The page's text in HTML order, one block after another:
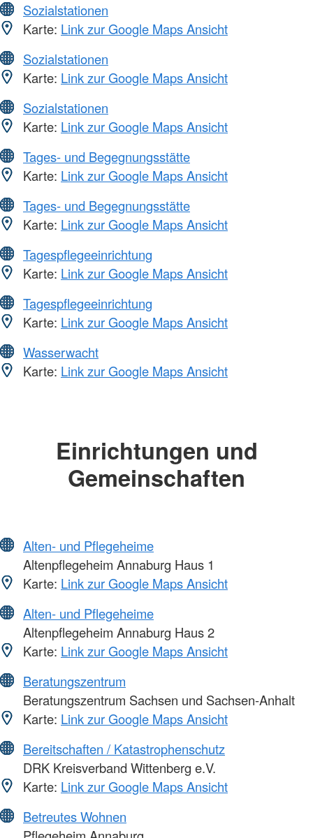
Sozialstationen
Karte: Link zur Google Maps Ansicht
Sozialstationen
Karte: Link zur Google Maps Ansicht
Sozialstationen
Karte: Link zur Google Maps Ansicht
Tages- und Begegnungsstätte
Karte: Link zur Google Maps Ansicht
Tages- und Begegnungsstätte
Karte: Link zur Google Maps Ansicht
Tagespflegeeinrichtung
Karte: Link zur Google Maps Ansicht
Tagespflegeeinrichtung
Karte: Link zur Google Maps Ansicht
Wasserwacht
Karte: Link zur Google Maps Ansicht
Einrichtungen und
Gemeinschaften
Alten- und Pflegeheime
Altenpflegeheim Annaburg Haus 1
Karte: Link zur Google Maps Ansicht
Alten- und Pflegeheime
Altenpflegeheim Annaburg Haus 2
Karte: Link zur Google Maps Ansicht
Beratungszentrum
Beratungszentrum Sachsen und Sachsen-Anhalt
Karte: Link zur Google Maps Ansicht
Bereitschaften / Katastrophenschutz
DRK Kreisverband Wittenberg e.V.
Karte: Link zur Google Maps Ansicht
Betreutes Wohnen